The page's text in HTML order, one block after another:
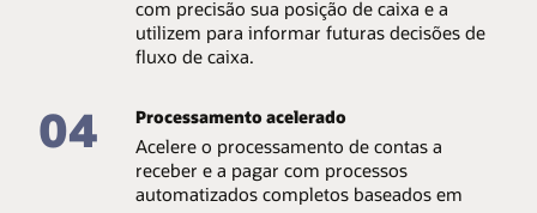
proporcionando maior confiabilidade, visibilidade e
com precisão sua posição de caixa e a
utilizem para informar futuras decisões de
fluxo de caixa.
04 Processamento acelerado
Acelere o processamento de contas a
receber e a pagar com processos
automatizados completos baseados em